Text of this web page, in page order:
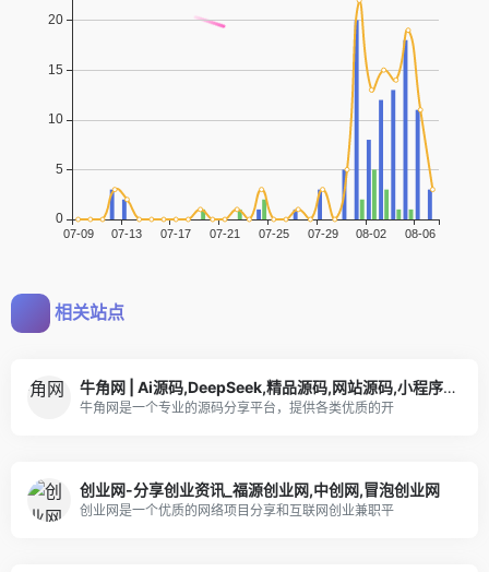
相关站点
牛角网 | Ai源码,DeepSeek,精品源码,网站源码,小程序源码,公众号模块,APP源码
牛角网是一个专业的源码分享平台，提供各类优质的开
创业网-分享创业资讯_福源创业网,中创网,冒泡创业网
创业网是一个优质的网络项目分享和互联网创业兼职平